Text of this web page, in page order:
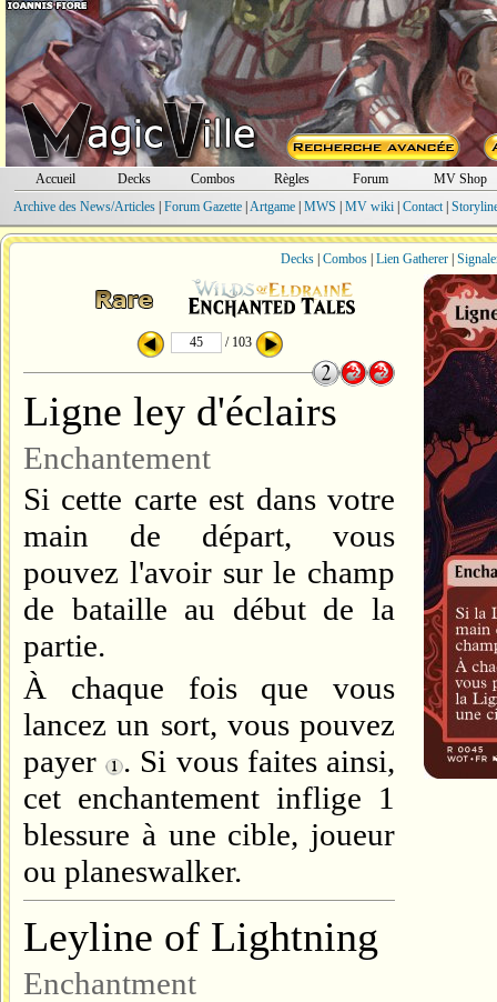
Accueil Decks Combos Règles Forum
MV Shop
Archive des News/Articles| Forum Gazette| Artgame| MWS MV wiki| Contact|
Decks| Combos| Lien Gatherer|
/ 103
Ligne ley d'éclairs
Enchantement
Si cette carte est dans votre
main de départ, vous
pouvez l'avoir sur le champ
de bataille au début de la
partie.
À chaque fois que vous
lancez un sort, vous pouvez
payer . Si vous faites ainsi,
cet enchantement inflige 1
blessure à une cible, joueur
ou planeswalker.
Leyline of Lightning
Enchantment